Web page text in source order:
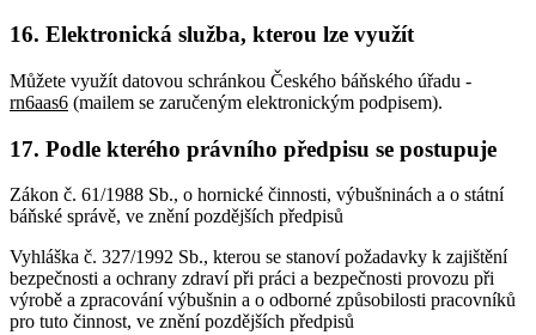
16. Elektronická služba, kterou lze využít
Můžete využít datovou schránkou Českého báňského úřadu -
rn6aas6 (mailem se zaručeným elektronickým podpisem).
17. Podle kterého právního předpisu se postupuje
Zákon č. 61/1988 Sb., o hornické činnosti, výbušninách a o státní
báňské správě, ve znění pozdějších předpisů
Vyhláška č. 327/1992 Sb., kterou se stanoví požadavky k zajištění
bezpečnosti a ochrany zdraví při práci a bezpečnosti provozu při
výrobě a zpracování výbušnin a o odborné způsobilosti pracovníků
pro tuto činnost, ve znění pozdějších předpisů